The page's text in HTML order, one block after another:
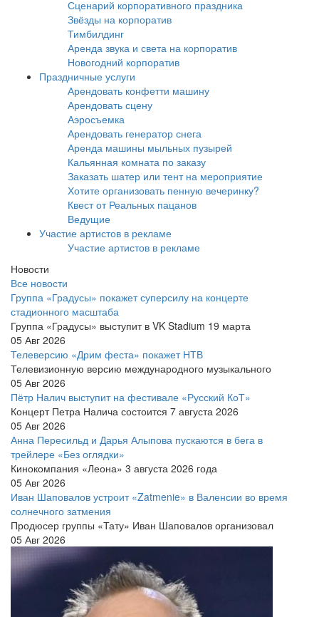
Сценарий корпоративного праздника
Звёзды на корпоратив
Тимбилдинг
Аренда звука и света на корпоратив
Новогодний корпоратив
Праздничные услуги
Арендовать конфетти машину
Арендовать сцену
Аэросъемка
Арендовать генератор снега
Аренда машины мыльных пузырей
Кальянная комната по заказу
Заказать шатер или тент на мероприятие
Хотите организовать пенную вечеринку?
Квест от Реальных пацанов
Ведущие
Участие артистов в рекламе
Участие артистов в рекламе
Новости
Все новости
Группа «Градусы» покажет суперсилу на концерте
стадионного масштаба
Группа «Градусы» выступит в VK Stadium 19 марта
05 Авг 2026
Телеверсию «Дрим феста» покажет НТВ
Телевизионную версию международного музыкального
05 Авг 2026
Пётр Налич выступит на фестивале «Русский КоТ»
Концерт Петра Налича состоится 7 августа 2026
05 Авг 2026
Анна Пересильд и Дарья Алыпова пускаются в бега в
трейлере «Без оглядки»
Кинокомпания «Леона» 3 августа 2026 года
05 Авг 2026
Иван Шаповалов устроит «Zatmenie» в Валенсии во время
солнечного затмения
Продюсер группы «Тату» Иван Шаповалов организовал
05 Авг 2026